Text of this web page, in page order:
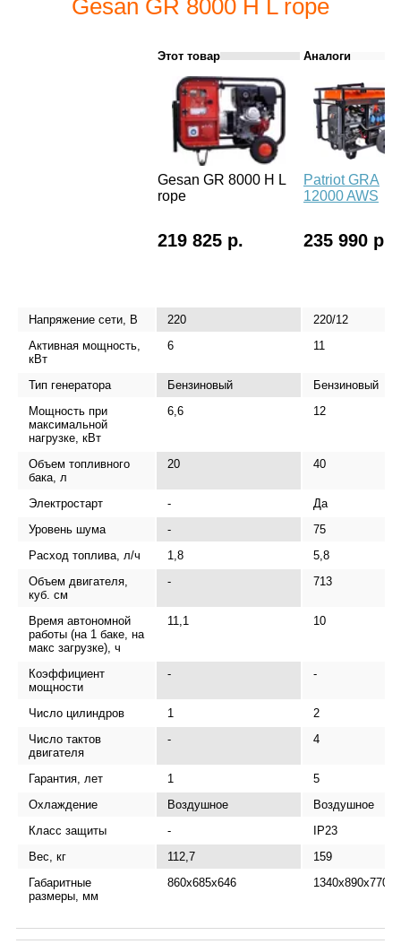
Gesan GR 8000 H L rope
Этот товар Аналоги
Gesan GR 8000 H L
rope
Patriot GRA
12000 AWS
219 825 р. 235 990 р.
Напряжение сети, В 220
220/12
Активная мощность,
кВт
6 11
Тип генератора Бензиновый
Бензиновый
Мощность при
максимальной
нагрузке, кВт
6,6 12
Объем топливного
бака, л
20 40
Электростарт -
Да
Уровень шума
-
75
Расход топлива, л/ч
1,8
5,8
Объем двигателя,
куб. см
- 713
Время автономной
работы (на 1 баке, на
макс загрузке), ч
11,1 10
Коэффициент
мощности
- -
Число цилиндров 1
2
Число тактов
двигателя
- 4
Гарантия, лет 1
5
Охлаждение
Воздушное
Воздушное
Класс защиты
-
IP23
Вес, кг
112,7
159
Габаритные
размеры, мм
860x685x646 1340х890х770